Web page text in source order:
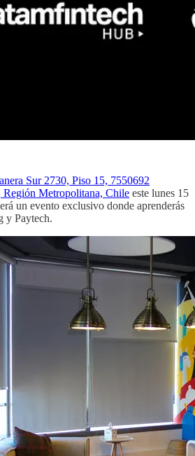
Sur 2730, Piso 15, 7550692
Región Metropolitana, Chile este lunes 15
un evento exclusivo donde aprenderás
y Paytech.